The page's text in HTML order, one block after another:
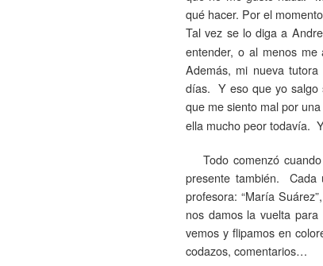
qué hacer. Por el
Tal vez se lo diga a
entender, o al menos
Además, mi nueva
días. Y eso que yo salgo
que me siento mal por
ella mucho peor todavía.
Todo comenzó cuando
presente también.
profesora: “María
nos damos la vuelta
vemos y flipamos en
codazos, comentarios…